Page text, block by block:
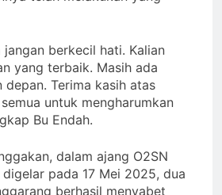
jangan berkecil hati. Kalian
yang terbaik. Masih ada
depan. Terima kasih atas
untuk mengharumkan
Bu Endah.
dalam ajang O2SN
pada 17 Mei 2025, dua
berhasil menyabet